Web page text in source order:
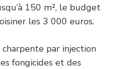
150 m², le budget
les 3 000 euros.
par injection
fongicides et des